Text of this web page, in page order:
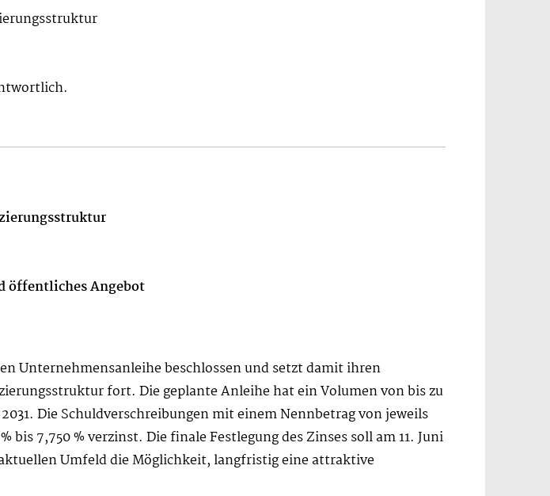
öffentliches Angebot
Unternehmensanleihe beschlossen und setzt damit ihren
fort. Die geplante Anleihe hat ein Volumen von bis zu
Die Schuldverschreibungen mit einem Nennbetrag von jeweils
7,750 % verzinst. Die finale Festlegung des Zinses soll am 11. Juni
Umfeld die Möglichkeit, langfristig eine attraktive